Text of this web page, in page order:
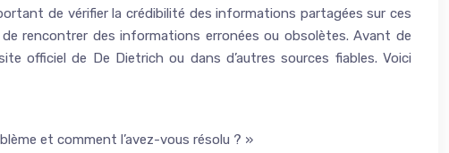
de vérifier la crédibilité des informations partagées sur ces
rencontrer des informations erronées ou obsolètes. Avant de
officiel de De Dietrich ou dans d’autres sources fiables. Voici
et comment l’avez-vous résolu ? »